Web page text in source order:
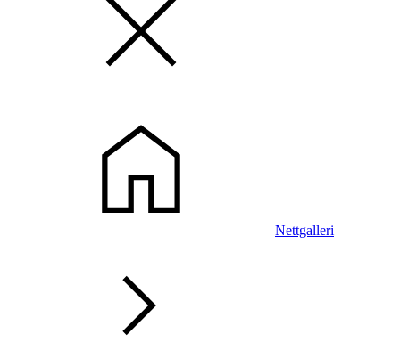
Nettgalleri